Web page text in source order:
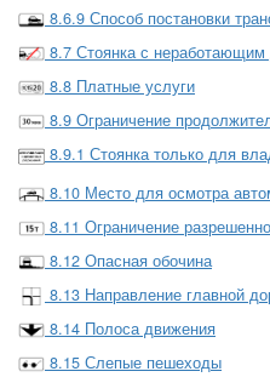
8.6.9 Способ постановки
8.7 Стоянка с неработающим
8.8 Платные услуги
8.9 Ограничение
8.9.1 Стоянка только для
8.10 Место для осмотра
8.11 Ограничение
8.12 Опасная обочина
8.13 Направление главной
8.14 Полоса движения
8.15 Слепые пешеходы